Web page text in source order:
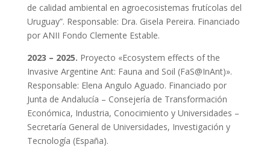
de calidad ambiental en agroecosistemas frutícolas del
Uruguay”. Responsable: Dra. Gisela Pereira. Financiado
por ANII Fondo Clemente Estable.
2023 – 2025. Proyecto «Ecosystem effects of the
Invasive Argentine Ant: Fauna and Soil (FaS@InAnt)».
Responsable: Elena Angulo Aguado. Financiado por
Junta de Andalucía – Consejería de Transformación
Económica, Industria, Conocimiento y Universidades –
Secretaría General de Universidades, Investigación y
Tecnología (España).